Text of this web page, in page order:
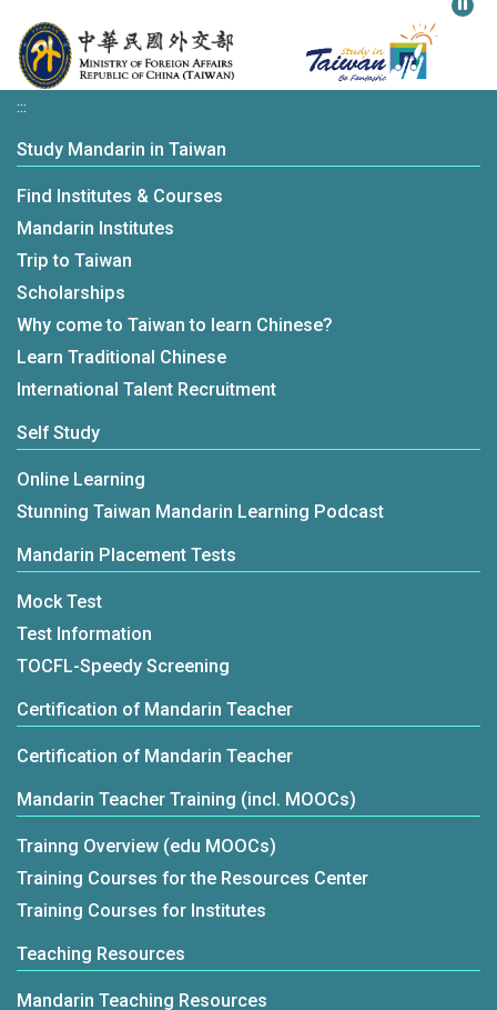
:::
Study Mandarin in Taiwan
Find Institutes & Courses
Mandarin Institutes
Trip to Taiwan
Scholarships
Why come to Taiwan to learn Chinese?
Learn Traditional Chinese
International Talent Recruitment
Self Study
Online Learning
Stunning Taiwan Mandarin Learning Podcast
Mandarin Placement Tests
Mock Test
Test Information
TOCFL-Speedy Screening
Certification of Mandarin Teacher
Certification of Mandarin Teacher
Mandarin Teacher Training (incl. MOOCs)
Trainng Overview (edu MOOCs)
Training Courses for the Resources Center
Training Courses for Institutes
Teaching Resources
Mandarin Teaching Resources